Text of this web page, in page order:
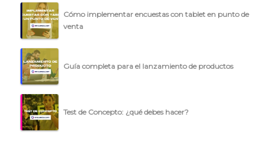
Cómo implementar encuestas con tablet en punto de
venta
Guía completa para el lanzamiento de productos
Test de Concepto: ¿qué debes hacer?